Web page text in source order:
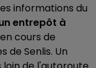
informations du
entrepôt à
cours de
de Senlis. Un